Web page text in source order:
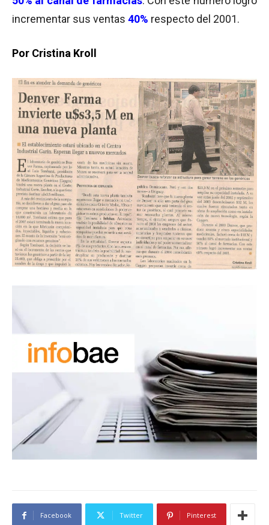
incrementar sus ventas 40% respecto del 2001.
Por Cristina Kroll
Facebook Twitter Pinterest